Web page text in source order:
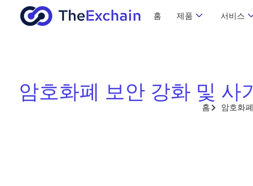
홈 제품 서비스
암호화폐 보안 강화 및 사
홈 암호화